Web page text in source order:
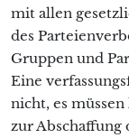
mit allen
des
Gruppen und
Eine
nicht, es
zur